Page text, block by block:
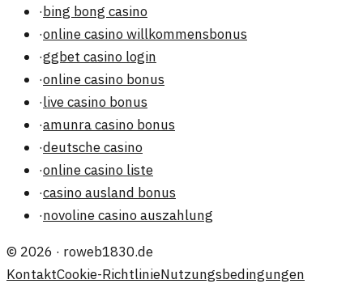
·bing bong casino
·online casino willkommensbonus
·ggbet casino login
·online casino bonus
·live casino bonus
·amunra casino bonus
·deutsche casino
·online casino liste
·casino ausland bonus
·novoline casino auszahlung
© 2026 · roweb1830.de
KontaktCookie-RichtlinieNutzungsbedingungen